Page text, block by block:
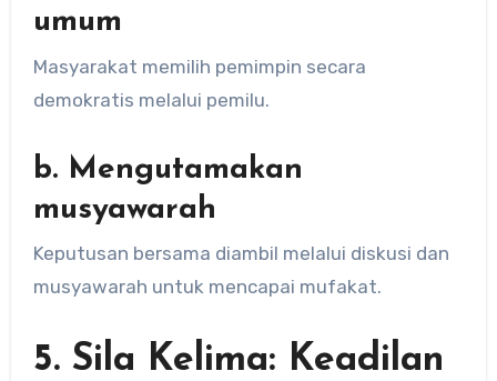
umum
Masyarakat memilih pemimpin secara
demokratis melalui pemilu.
b. Mengutamakan
musyawarah
Keputusan bersama diambil melalui diskusi dan
musyawarah untuk mencapai mufakat.
5. Sila Kelima: Keadilan